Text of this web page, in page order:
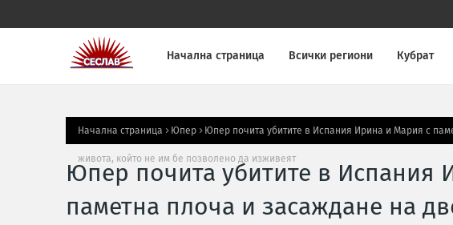
Начална страница Всички региони Кубрат
Начална страница Юпер Юпер почита убитите в Испания Ирина и Мария с
живота, който не им бе позволено да изживеят
Юпер почита убитите в Испания
паметна плоча и засаждане на